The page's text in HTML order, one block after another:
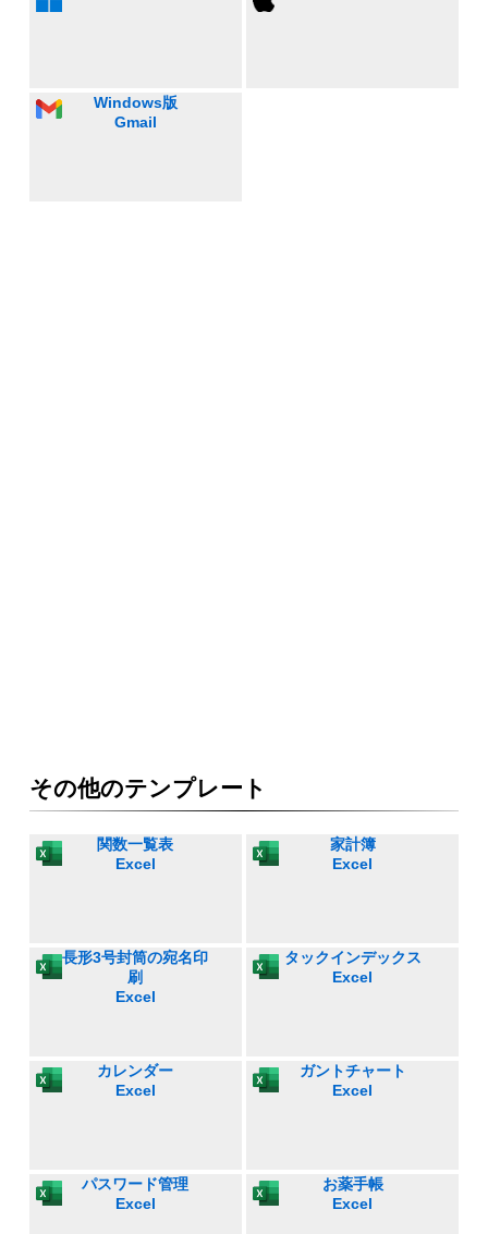
Windows版
Gmail
その他のテンプレート
関数一覧表
Excel
家計簿
Excel
長形3号封筒の宛名印
刷
Excel
タックインデックス
Excel
カレンダー
Excel
ガントチャート
Excel
パスワード管理
Excel
お薬手帳
Excel